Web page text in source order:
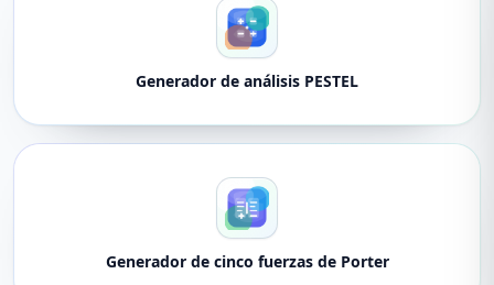
Generador de análisis PESTEL
Generador de cinco fuerzas de Porter